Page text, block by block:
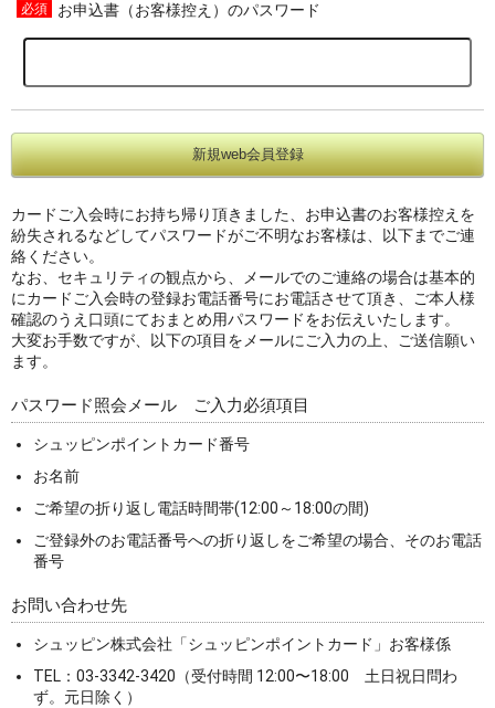
お申込書（お客様控え）のパスワード
カードご入会時にお持ち帰り頂きました、お申込書のお客様控えを
紛失されるなどしてパスワードがご不明なお客様は、以下までご連
絡ください。
なお、セキュリティの観点から、メールでのご連絡の場合は基本的
にカードご入会時の登録お電話番号にお電話させて頂き、ご本人様
確認のうえ口頭にておまとめ用パスワードをお伝えいたします。
大変お手数ですが、以下の項目をメールにご入力の上、ご送信願い
ます。
パスワード照会メール ご入力必須項目
シュッピンポイントカード番号
お名前
ご希望の折り返し電話時間帯(12:00～18:00の間)
ご登録外のお電話番号への折り返しをご希望の場合、そのお電話
番号
お問い合わせ先
シュッピン株式会社「シュッピンポイントカード」お客様係
TEL：03-3342-3420（受付時間 12:00〜18:00 土日祝日問わ
ず。元日除く）